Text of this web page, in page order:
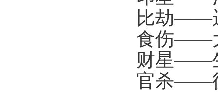
比劫——
食伤——
财星——
官杀——